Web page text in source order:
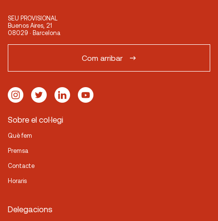
SEU PROVISIONAL
Buenos Aires, 21
08029 · Barcelona
Com arribar
Sobre el col·legi
Què fem
Premsa
Contacte
Horaris
Delegacions